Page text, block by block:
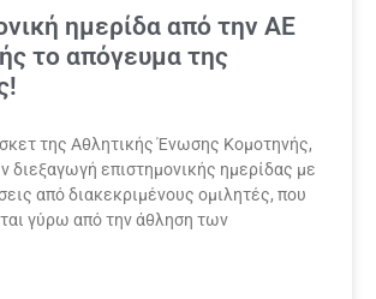
ημερίδα από την ΑΕ
το απόγευμα της
της Αθλητικής Ένωσης Κομοτηνής,
διεξαγωγή επιστημονικής ημερίδας με
από διακεκριμένους ομιλητές, που
γύρω από την άθληση των